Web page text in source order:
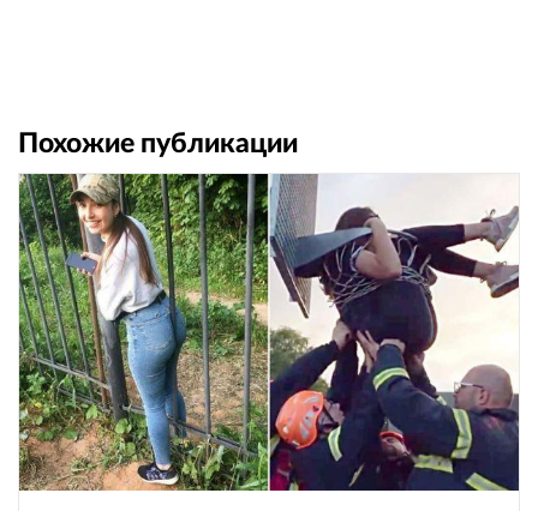
Похожие публикации